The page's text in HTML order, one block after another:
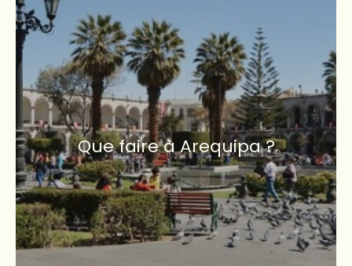
Que faire à Arequipa ?